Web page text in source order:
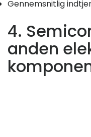
Gennemsnitlig
4.
anden